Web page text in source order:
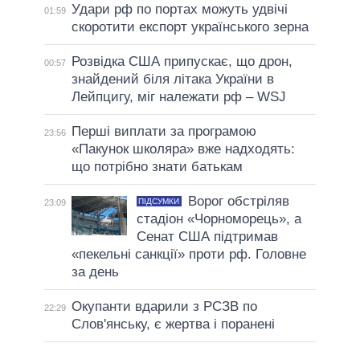
01:59 Удари рф по портах можуть удвічі
скоротити експорт українського зерна
00:57
Розвідка США припускає, що дрон,
знайдений біля літака України в
Лейпцигу, міг належати рф – WSJ
23:56
Перші виплати за програмою
«Пакунок школяра» вже надходять:
що потрібно знати батькам
23:09 ПІДСУМКИ
Ворог обстріляв
стадіон «Чорноморець», а
Сенат США підтримав
«пекельні санкції» проти рф. Головне
за день
22:29 Окупанти вдарили з РСЗВ по
Слов'янську, є жертва і поранені